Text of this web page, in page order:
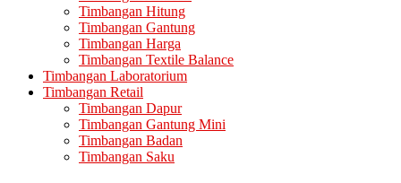
Timbangan Hitung
Timbangan Gantung
Timbangan Harga
Timbangan Textile Balance
Timbangan Laboratorium
Timbangan Retail
Timbangan Dapur
Timbangan Gantung Mini
Timbangan Badan
Timbangan Saku